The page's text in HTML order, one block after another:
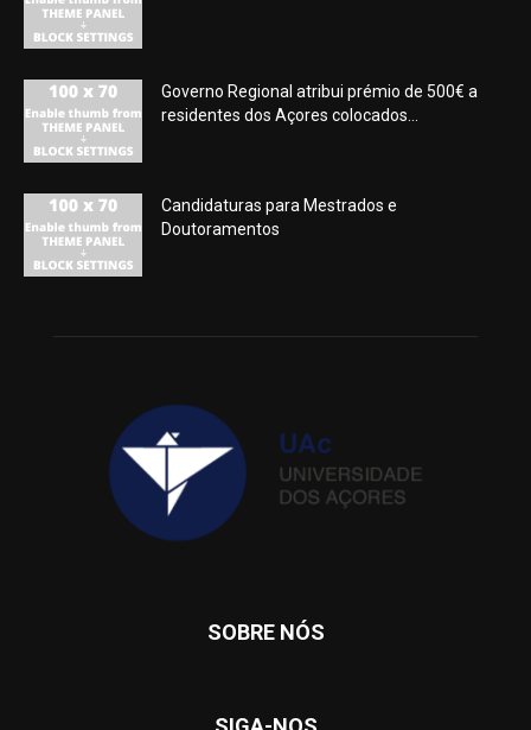
Governo Regional atribui prémio de 500€ a
residentes dos Açores colocados...
Candidaturas para Mestrados e
Doutoramentos
SOBRE NÓS